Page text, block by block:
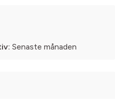
Senaste månaden